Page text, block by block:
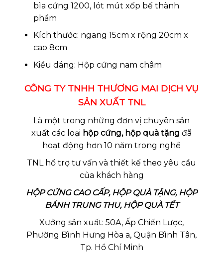
bìa cứng 1200, lót mút xốp bế thành
phẩm
Kích thước: ngang 15cm x rộng 20cm x
cao 8cm
Kiểu dáng: Hộp cứng nam châm
CÔNG TY TNHH THƯƠNG MAI DỊCH VỤ
SẢN XUẤT TNL
Là một trong những đơn vị chuyên sản
xuất các loại hộp cứng, hộp quà tặng đã
hoạt động hơn 10 năm trong nghề
TNL hổ trợ tư vấn và thiết kế theo yêu cầu
của khách hàng
HỘP CỨNG CAO CẤP, HỘP QUÀ TẶNG, HỘP
BÁNH TRUNG THU, HỘP QUÀ TẾT
Xưởng sản xuất: 50A, Ấp Chiến Lược,
Phường Bình Hưng Hòa a, Quận Bình Tân,
Tp. Hồ Chí Minh